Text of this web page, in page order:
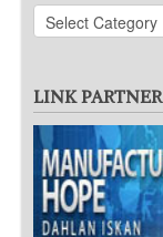
LINK PARTNER